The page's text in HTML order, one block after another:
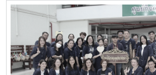
ศาสตราจารย์สาขาวิชาวิศวกรรมเครื่องกล แ
ด้านการพัฒนานักวิจัยรุ่นใหม่ จาก Mie
ญี่ปุ่น ในโอกาสเดินทางมาเยี่ยมชมคณะฯ แล
ร่วมมือทางวิชาการ ณ คณะวิศวกรรมและอุต
มหาวิทยาลัยแม่โจ้ในการนี้ ได้มีการนำเสนอวี
มหาวิทยาลัยและคณะฯ พร้อมแลกเปลี่ยนแนว